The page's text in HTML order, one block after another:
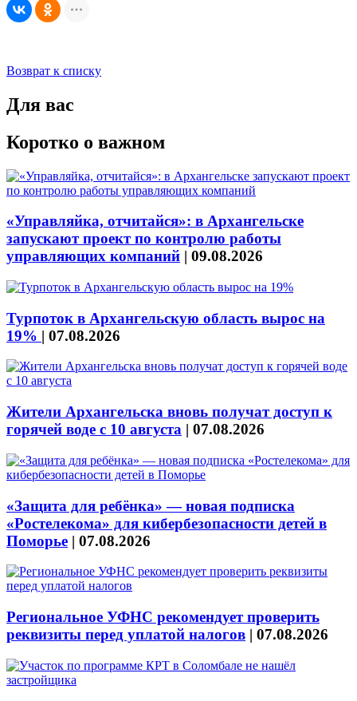
Возврат к списку
Для вас
Коротко о важном
«Управляйка, отчитайся»: в Архангельске
запускают проект по контролю работы
управляющих компаний | 09.08.2026
Турпоток в Архангельскую область вырос на
19% | 07.08.2026
Жители Архангельска вновь получат доступ к
горячей воде с 10 августа | 07.08.2026
«Защита для ребёнка» — новая подписка
«Ростелекома» для кибербезопасности детей в
Поморье | 07.08.2026
Региональное УФНС рекомендует проверить
реквизиты перед уплатой налогов | 07.08.2026